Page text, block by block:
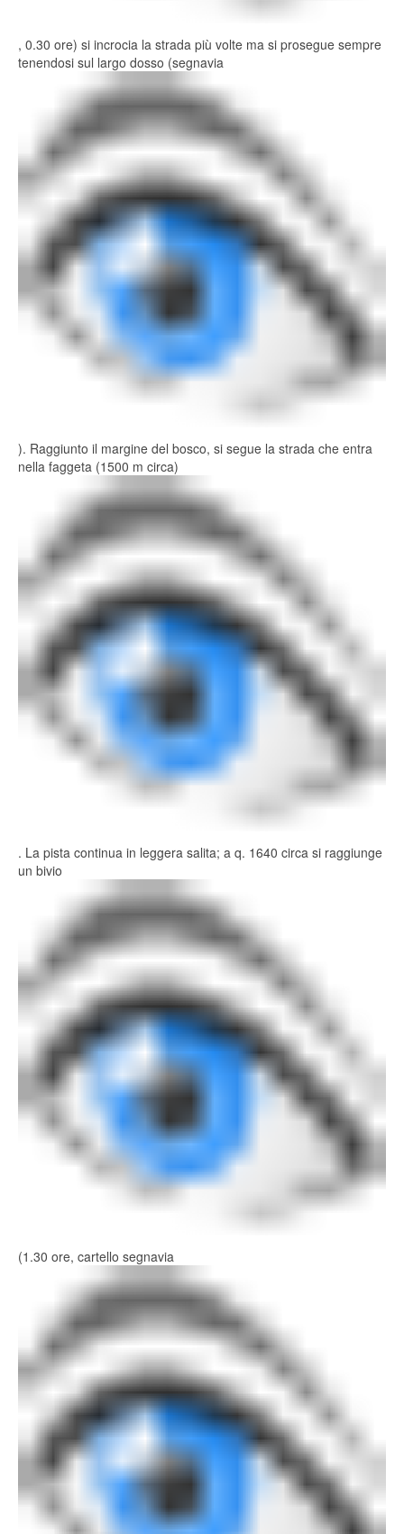
, 0.30 ore) si incrocia la strada più volte ma si prosegue sempre
tenendosi sul largo dosso (segnavia
). Raggiunto il margine del bosco, si segue la strada che entra
nella faggeta (1500 m circa)
. La pista continua in leggera salita; a q. 1640 circa si raggiunge
un bivio
(1.30 ore, cartello segnavia